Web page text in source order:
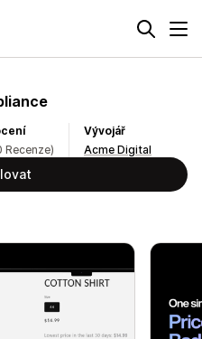
Recenze)
Vývojář
Acme Digital